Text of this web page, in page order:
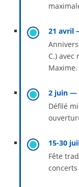
21 avril
C.)
Maxime.
2 juin —
Défilé
15-30
Fête